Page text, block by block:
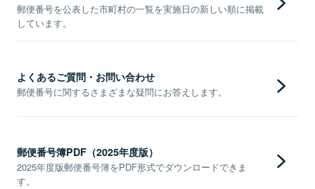
郵便番号を公表した市町村の一覧を実施日の新しい順に掲載
しています。
よくあるご質問・お問い合わせ
郵便番号に関するさまざまな疑問にお答えします。
郵便番号簿PDF（2025年度版）
2025年度版郵便番号簿をPDF形式でダウンロードできま
す。